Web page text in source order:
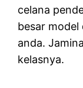
celana
besar model
anda.
kelasnya.